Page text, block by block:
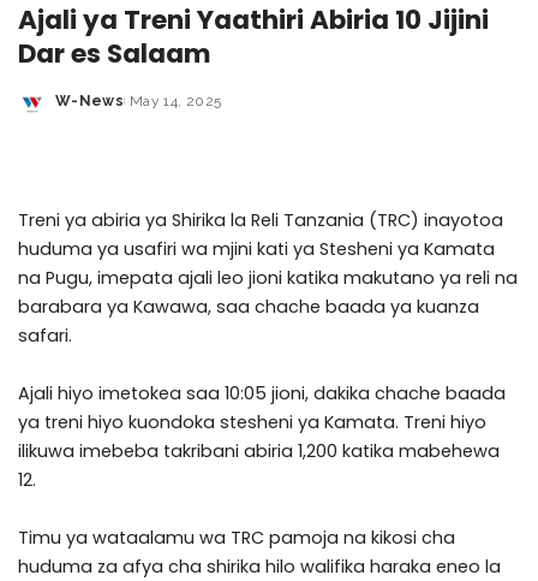
Ajali ya Treni Yaathiri Abiria 10 Jijini
Dar es Salaam
W-News May 14, 2025
Treni ya abiria ya Shirika la Reli Tanzania (TRC) inayotoa
huduma ya usafiri wa mjini kati ya Stesheni ya Kamata
na Pugu, imepata ajali leo jioni katika makutano ya reli na
barabara ya Kawawa, saa chache baada ya kuanza
safari.
Ajali hiyo imetokea saa 10:05 jioni, dakika chache baada
ya treni hiyo kuondoka stesheni ya Kamata. Treni hiyo
ilikuwa imebeba takribani abiria 1,200 katika mabehewa
12.
Timu ya wataalamu wa TRC pamoja na kikosi cha
huduma za afya cha shirika hilo walifika haraka eneo la